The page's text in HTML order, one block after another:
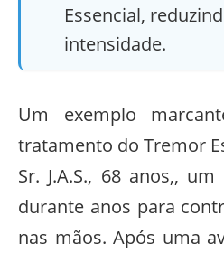
Essencial,
intensidade.
Um exemplo
tratamento do Tremor
Sr. J.A.S., 68 anos,,
durante anos para
nas mãos. Após uma